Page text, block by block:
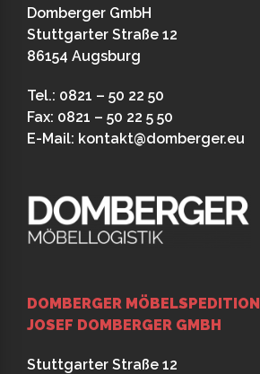
Domberger GmbH
Stuttgarter Straße 12
86154 Augsburg
Tel.: 0821 – 50 22 50
Fax: 0821 – 50 22 5 50
E-Mail: kontakt@domberger.eu
DOMBERGER MÖBELSPEDITION
JOSEF DOMBERGER GMBH
Stuttgarter Straße 12